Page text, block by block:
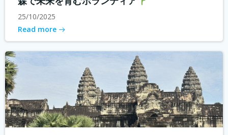
25/10/2025
Read more